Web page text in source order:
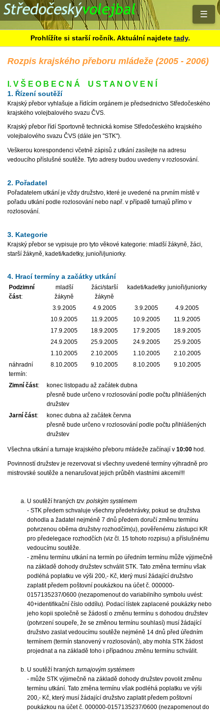
☰
Prohlížíte si starší ročník. Aktuální najdete tady.
Rozpis krajského přeboru mládeže (2005 - 2006)
I. V Š E O B E C N Á U S T A N O V E N Í
1. Řízení soutěží
Krajský přebor vyhlašuje a řídícím orgánem je předsednictvo Středočeského
krajského volejbalového svazu ČVS.
Krajský přebor řídí Sportovně technická komise Středočeského krajského
volejbalového svazu ČVS (dále jen "STK").
Veškerou korespondenci včetně zápisů z utkání zasílejte na adresu
vedoucího příslušné soutěže. Tyto adresy budou uvedeny v rozlosování.
2. Pořadatel
Pořadatelem utkání je vždy družstvo, které je uvedené na prvním místě v
pořadu utkání podle rozlosování nebo např. v případě turnajů přímo v
rozlosování.
3. Kategorie
Krajský přebor se vypisuje pro tyto věkové kategorie: mladší žákyně, žáci,
starší žákyně, kadeti/kadetky, junioři/juniorky.
4. Hrací termíny a začátky utkání
Podzimní
část:
mladší
žákyně
žáci/starší
žákyně
kadeti/kadetky junioři/juniorky
3.9.2005 4.9.2005 3.9.2005
4.9.2005
10.9.2005
11.9.2005 10.9.2005
11.9.2005
17.9.2005
18.9.2005 17.9.2005
18.9.2005
24.9.2005
25.9.2005 24.9.2005
25.9.2005
1.10.2005
2.10.2005 1.10.2005
2.10.2005
náhradní
termín:
8.10.2005 9.10.2005 8.10.2005 9.10.2005
Zimní část:
konec listopadu až začátek dubna
přesně bude určeno v rozlosování podle počtu přihlášených
družstev
Jarní část:
konec dubna až začátek června
přesně bude určeno v rozlosování podle počtu přihlášených
družstev
Všechna utkání a turnaje krajského přeboru mládeže začínají v 10:00 hod.
Povinností družstev je rezervovat si všechny uvedené termíny výhradně pro
mistrovské soutěže a nenarušovat jejich průběh vlastními akcemi!!!
U soutěží hraných tzv. polským systémem
- STK předem schvaluje všechny předehrávky, pokud se družstva
dohodla a žadatel nejméně 7 dnů předem doručí změnu termínu
potvrzenou oběma družstvy rozhodčím(u), pověřenému zástupci KR
pro předelegace rozhodčích (viz čl. 15 tohoto rozpisu) a příslušnému
vedoucímu soutěže.
- změnu termínu utkání na termín po úředním termínu může výjimečně
na základě dohody družstev schválit STK. Tato změna termínu však
podléhá poplatku ve výši 200,- Kč, který musí žádající družstvo
zaplatit předem poštovní poukázkou na účet č. 000000-
0157135237/0600 (nezapomenout do variabilního symbolu uvést:
40+identifikační číslo oddílu). Podací lístek zaplacené poukázky nebo
jeho kopii společně se žádostí o změnu termínu s dohodou družstev
(potvrzení soupeře, že se změnou termínu souhlasí) musí žádající
družstvo zaslat vedoucímu soutěže nejméně 14 dnů před úředním
termínem (termín stanovený v rozlosování), aby mohla STK žádost
projednat a na základě toho i případnou změnu termínu schválit.
U soutěží hraných turnajovým systémem
- může STK výjimečně na základě dohody družstev povolit změnu
termínu utkání. Tato změna termínu však podléhá poplatku ve výši
200,- Kč, který musí žádající družstvo zaplatit předem poštovní
poukázkou na účet č. 000000-0157135237/0600 (nezapomenout do